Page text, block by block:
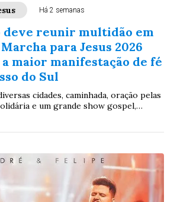
Há 2 semanas
deve reunir multidão em
para Jesus 2026
maior manifestação de fé
do Sul
cidades, caminhada, oração pelas
e um grande show gospel,